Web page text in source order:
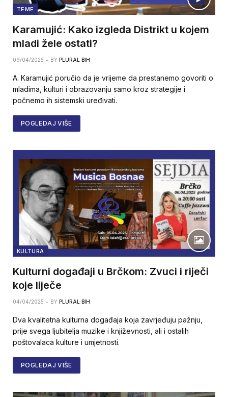
TEME
Karamujić: Kako izgleda Distrikt u kojem
mladi žele ostati?
09/04/2025 BY PLURAL BIH
A. Karamujić poručio da je vrijeme da prestanemo govoriti o
mladima, kulturi i obrazovanju samo kroz strategije i
počnemo ih sistemski uređivati.
POGLEDAJ VIŠE
KULTURA
Kulturni događaji u Brčkom: Zvuci i riječi
koje liječe
04/04/2025 BY PLURAL BIH
Dva kvalitetna kulturna događaja koja zavrjeđuju pažnju,
prije svega ljubitelja muzike i književnosti, ali i ostalih
poštovalaca kulture i umjetnosti.
POGLEDAJ VIŠE